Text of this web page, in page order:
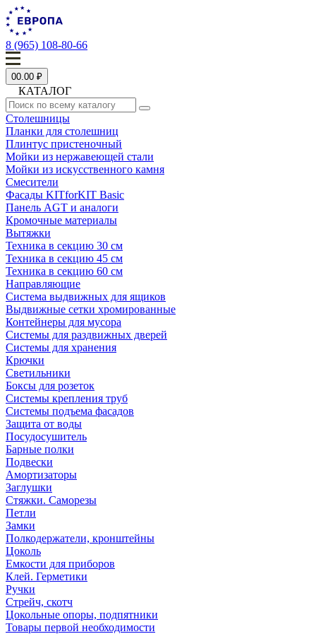
8 (965) 108-80-66
00.00 ₽
КАТАЛОГ
Столешницы
Планки для столешниц
Плинтус пристеночный
Мойки из нержавеющей стали
Мойки из искусственного камня
Смесители
Фасады KITforKIT Basic
Панель AGT и аналоги
Кромочные материалы
Вытяжки
Техника в секцию 30 см
Техника в секцию 45 см
Техника в секцию 60 см
Направляющие
Система выдвижных для ящиков
Выдвижные сетки хромированные
Контейнеры для мусора
Системы для раздвижных дверей
Системы для хранения
Крючки
Светильники
Боксы для розеток
Системы крепления труб
Системы подъема фасадов
Защита от воды
Посудосушитель
Барные полки
Подвески
Амортизаторы
Заглушки
Стяжки. Саморезы
Петли
Замки
Полкодержатели, кронштейны
Цоколь
Емкости для приборов
Клей. Герметики
Ручки
Стрейч, скотч
Цокольные опоры, подпятники
Товары первой необходимости